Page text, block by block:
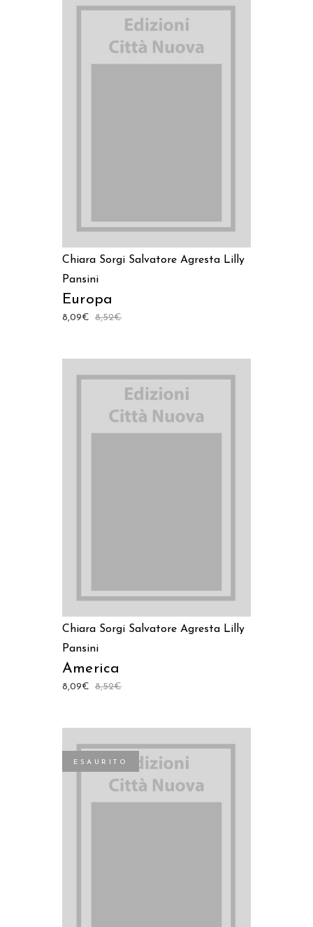
Chiara Sorgi Salvatore Agresta Lilly
Pansini
Europa
8,52€
8,09€
Chiara Sorgi Salvatore Agresta Lilly
Pansini
America
8,52€
8,09€
ESAURITO